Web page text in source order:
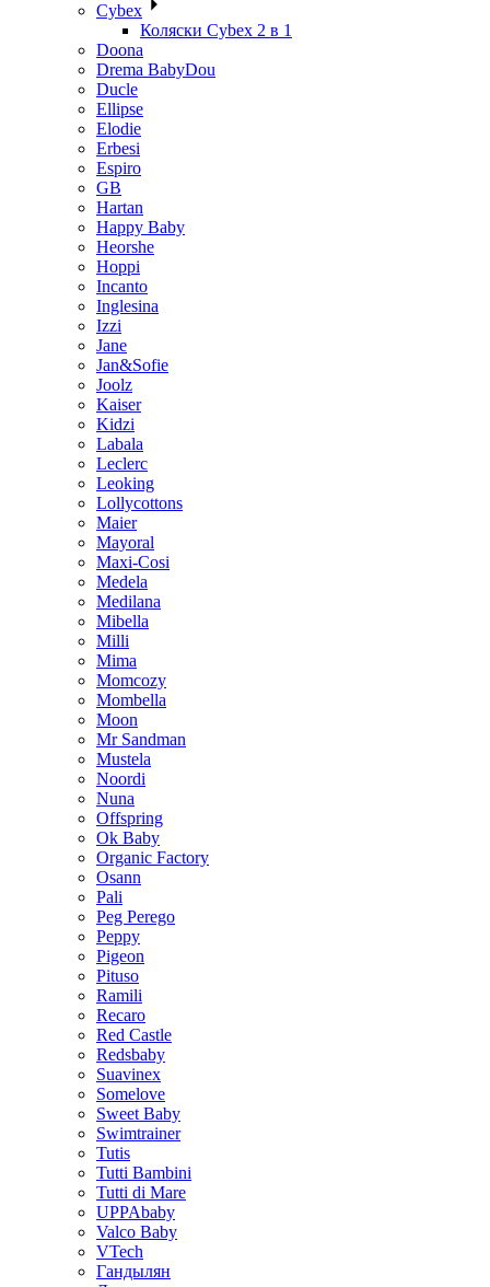
Cybex
Коляски Cybex 2 в 1
Doona
Drema BabyDou
Ducle
Ellipse
Elodie
Erbesi
Espiro
GB
Hartan
Happy Baby
Heorshe
Hoppi
Incanto
Inglesina
Izzi
Jane
Jan&Sofie
Joolz
Kaiser
Kidzi
Labala
Leclerc
Leoking
Lollycottons
Maier
Mayoral
Maxi-Cosi
Medela
Medilana
Mibella
Milli
Mima
Momcozy
Mombella
Moon
Mr Sandman
Mustela
Noordi
Nuna
Offspring
Ok Baby
Organic Factory
Osann
Pali
Peg Perego
Peppy
Pigeon
Pituso
Ramili
Recaro
Red Castle
Redsbaby
Suavinex
Somelove
Sweet Baby
Swimtrainer
Tutis
Tutti Bambini
Tutti di Mare
UPPAbaby
Valco Baby
VTech
Гандылян